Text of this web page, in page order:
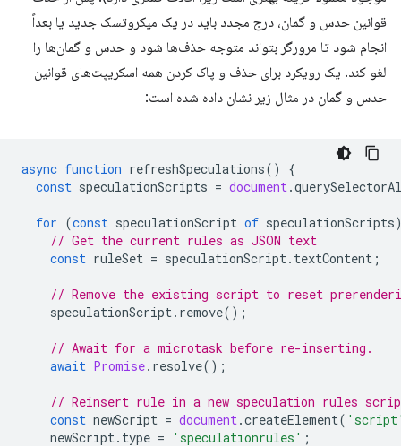
قوانین حدس و گمان، درج مجدد باید در یک میکروتسک جدید یا بعداً
انجام شود تا مرورگر بتواند متوجه حذف‌ها شود و حدس و گمان‌ها را
لغو کند. یک رویکرد برای حذف و پاک کردن همه اسکریپت‌های قوانین
حدس و گمان در مثال زیر نشان داده شده است:
async function refreshSpeculations()
{
const speculationScripts = document .
for (const speculationScript of speculationScripts
// Get the current rules as JSON text
const ruleSet = speculationScript . textContent ;
// Remove the existing script to reset
speculationScript . remove();
// Await for a microtask before re-inserting.
await Promise. resolve();
// Reinsert rule in a new speculation rules
const newScript = document .createElement(
newScript . type = 'speculationrules' ;